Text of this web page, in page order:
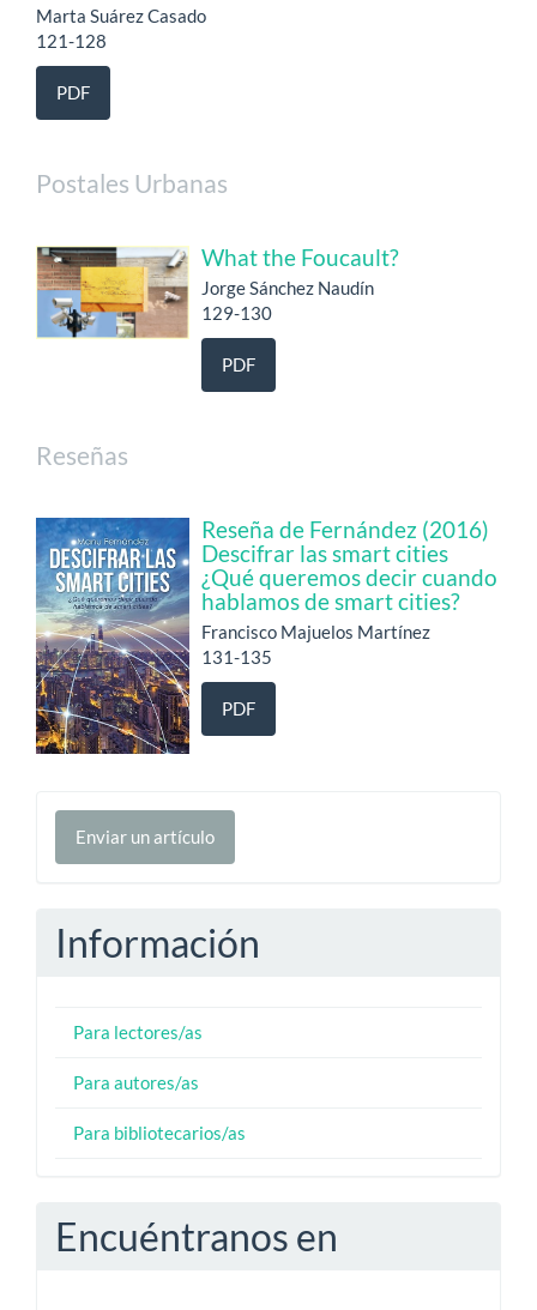
Marta Suárez Casado
121-128
PDF
Postales Urbanas
What the Foucault?
Jorge Sánchez Naudín
129-130
PDF
Reseñas
Reseña de Fernández (2016)
Descifrar las smart cities
¿Qué queremos decir cuando
hablamos de smart cities?
Francisco Majuelos Martínez
131-135
PDF
Enviar
unEnviar un artículo
Información
Para lectores/as
Para autores/as
Para bibliotecarios/as
Encuéntranos en